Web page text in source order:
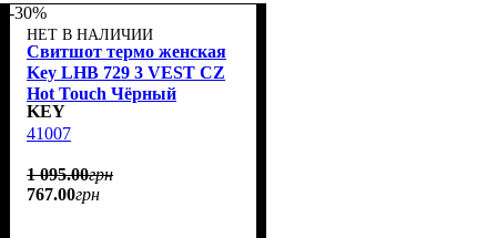
-30%
НЕТ В НАЛИЧИИ
Свитшот термо женская
Key LHB 729 3 VEST CZ
Hot Touch Чёрный
меланж
KEY
41007
1 095.00грн
767.00грн